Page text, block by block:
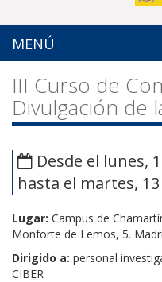
MENÚ
III Curso de
Divulgación de
Desde el lunes,
hasta el martes,
Lugar: Campus de
Monforte de Lemos, 5.
Dirigido a: personal
CIBER